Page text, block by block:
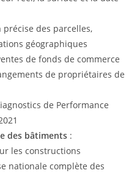
des parcelles,
géographiques
de fonds de commerce
de propriétaires de
de Performance
des bâtiments :
les constructions
nationale complète des